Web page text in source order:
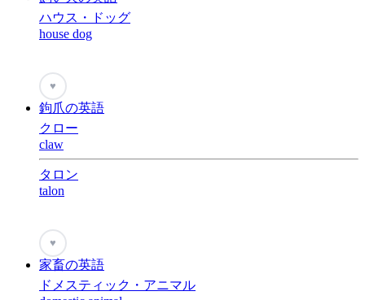
ハウス・ドッグ
house dog
♥
鉤爪の英語
クロー
claw
タロン
talon
♥
家畜の英語
ドメスティック・アニマル